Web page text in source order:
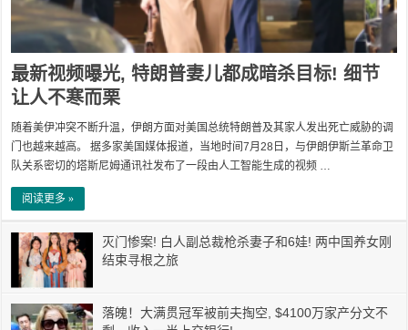
最新视频曝光, 特朗普妻儿都成暗杀目标! 细节
让人不寒而栗
随着美伊冲突不断升温，伊朗方面对美国总统特朗普及其家人发出死亡威胁的调
门也越来越高。 据多家美国媒体报道，当地时间7月28日，与伊朗伊斯兰革命卫
队关系密切的塔斯尼姆通讯社发布了一段由人工智能生成的视频 …
阅读更多 »
灭门惨案! 白人副总裁枪杀妻子和6娃! 两中国养女刚
结束寻根之旅
落魄！大满贯冠军被前夫掏空, $4100万家产分文不